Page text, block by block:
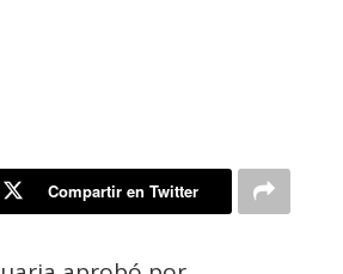
Compartir en Twitter